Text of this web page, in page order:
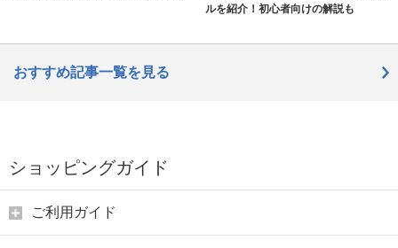
ルを紹介！初心者向けの解説も
おすすめ記事一覧を見る
ショッピングガイド
ご利用ガイド